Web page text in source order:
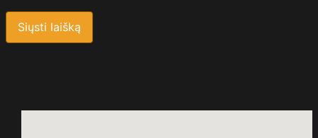
Saugos kodas
Siųsti laišką